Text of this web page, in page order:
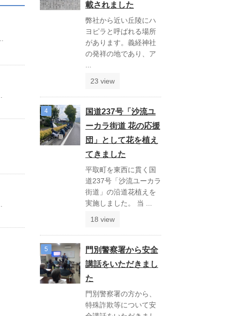
載されました
弊社から近い丘陵にハ
ヨピラと呼ばれる場所
があります。義経神社
の発祥の地であり、ア
23 view
国道237号「沙流ユ
ーカラ街道 花の応援
団」として花を植え
てきました
平取町を東西に貫く国
道237号「沙流ユーカラ
街道」の沿道花植えを
実施しました。 当 ...
18 view
門別警察署から安全
講話をいただきまし
た
門別警察署の方から、
特殊詐欺等について安